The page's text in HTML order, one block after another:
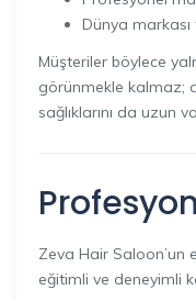
Dünya markası
Müşteriler böylece
görünmekle kalmaz;
sağlıklarını da uzun
Zeva Hair Saloon’un
eğitimli ve deneyimli